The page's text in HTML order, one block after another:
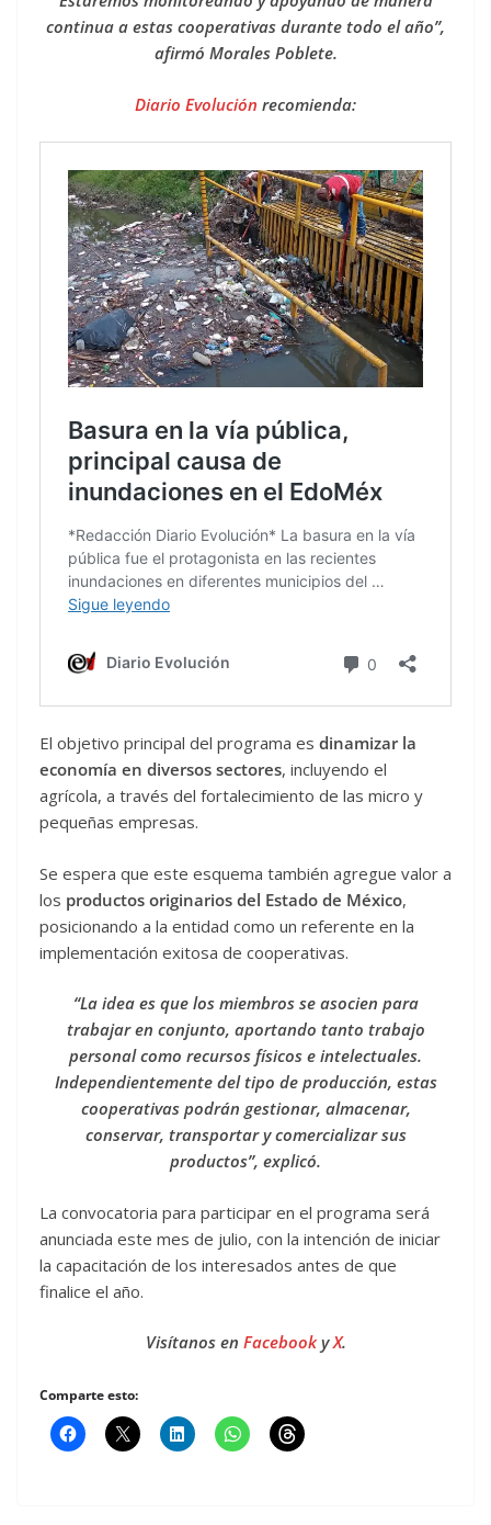
continua a estas cooperativas durante todo el año”,
afirmó Morales Poblete.
Diario Evolución recomienda:
El objetivo principal del programa es dinamizar la
economía en diversos sectores, incluyendo el
agrícola, a través del fortalecimiento de las micro y
pequeñas empresas.
Se espera que este esquema también agregue valor a
los productos originarios del Estado de México,
posicionando a la entidad como un referente en la
implementación exitosa de cooperativas.
“La idea es que los miembros se asocien para
trabajar en conjunto, aportando tanto trabajo
personal como recursos físicos e intelectuales.
Independientemente del tipo de producción, estas
cooperativas podrán gestionar, almacenar,
conservar, transportar y comercializar sus
productos”, explicó.
La convocatoria para participar en el programa será
anunciada este mes de julio, con la intención de iniciar
la capacitación de los interesados antes de que
finalice el año.
Visítanos en FacebookyX.
Comparte esto: